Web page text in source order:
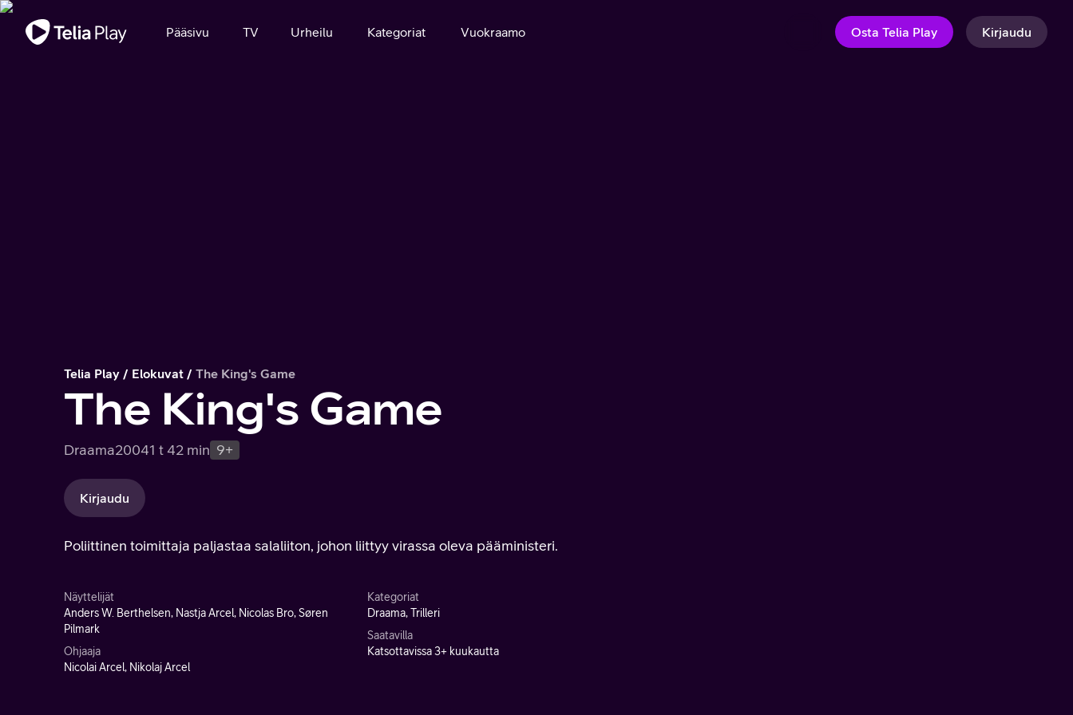
Tärkeä viesti
Pääsivu TV Urheilu Kategoriat Vuokraamo Osta Telia Play Kirjaudu
Telia Play Elokuvat The King's Game
The King's Game
Draama20041 t 42 min 9+
Kirjaudu
Poliittinen toimittaja paljastaa salaliiton, johon liittyy virassa oleva pääministeri.
Näyttelijät
Anders W. Berthelsen, Nastja Arcel, Nicolas Bro, Søren
Pilmark
Ohjaaja
Nicolai Arcel, Nikolaj Arcel
Kategoriat
Draama, Trilleri
Saatavilla
Katsottavissa 3+ kuukautta